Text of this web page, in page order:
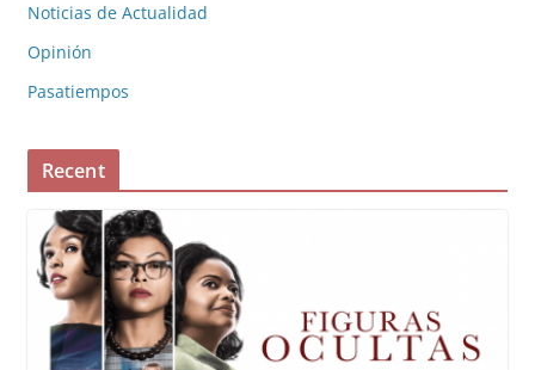
Noticias de Actualidad
Opinión
Pasatiempos
Recent